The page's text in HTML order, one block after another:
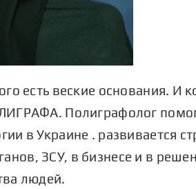
есть веские основания. И
Полиграфолог
в Украине . развивается
ЗСУ, в бизнесе и в
людей.